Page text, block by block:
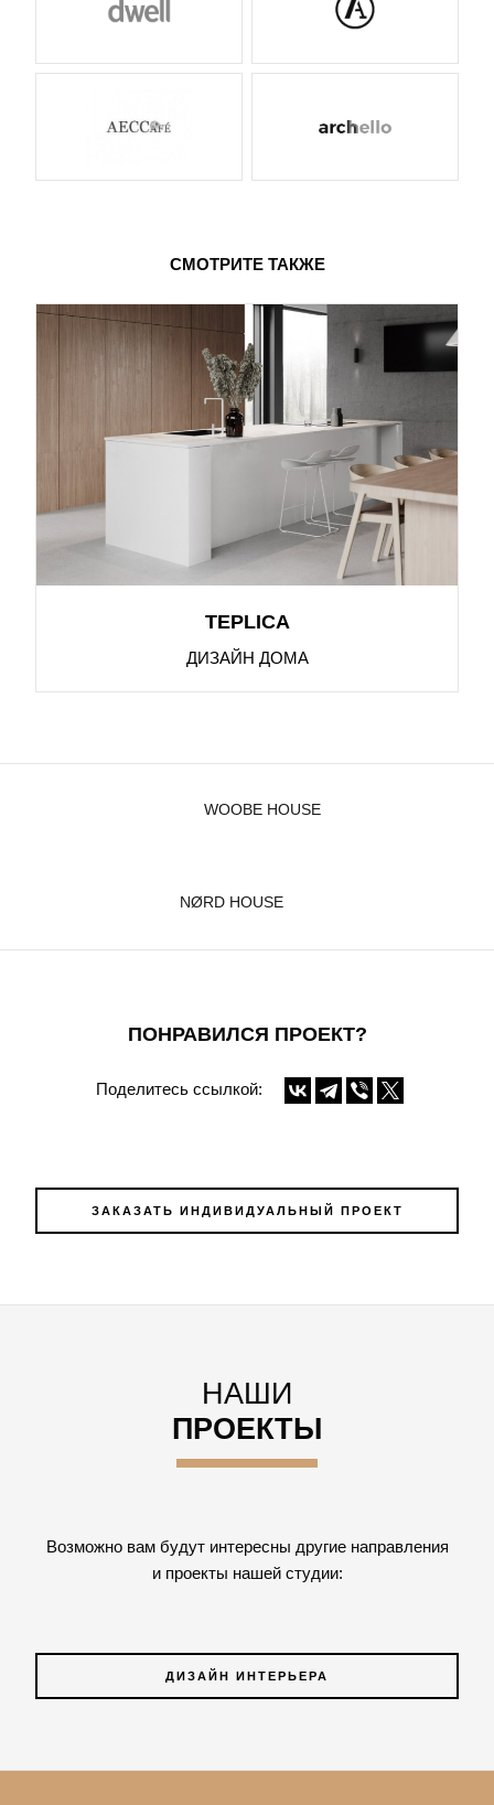
СМОТРИТЕ ТАКЖЕ
TEPLICA
ДИЗАЙН ДОМА
WOOBE HOUSE
NØRD HOUSE
ПОНРАВИЛСЯ ПРОЕКТ?
Поделитесь ссылкой:
ЗАКАЗАТЬ ИНДИВИДУАЛЬНЫЙ ПРОЕКТ
НАШИ
ПРОЕКТЫ
Возможно вам будут интересны другие направления
и проекты нашей студии:
ДИЗАЙН ИНТЕРЬЕРА